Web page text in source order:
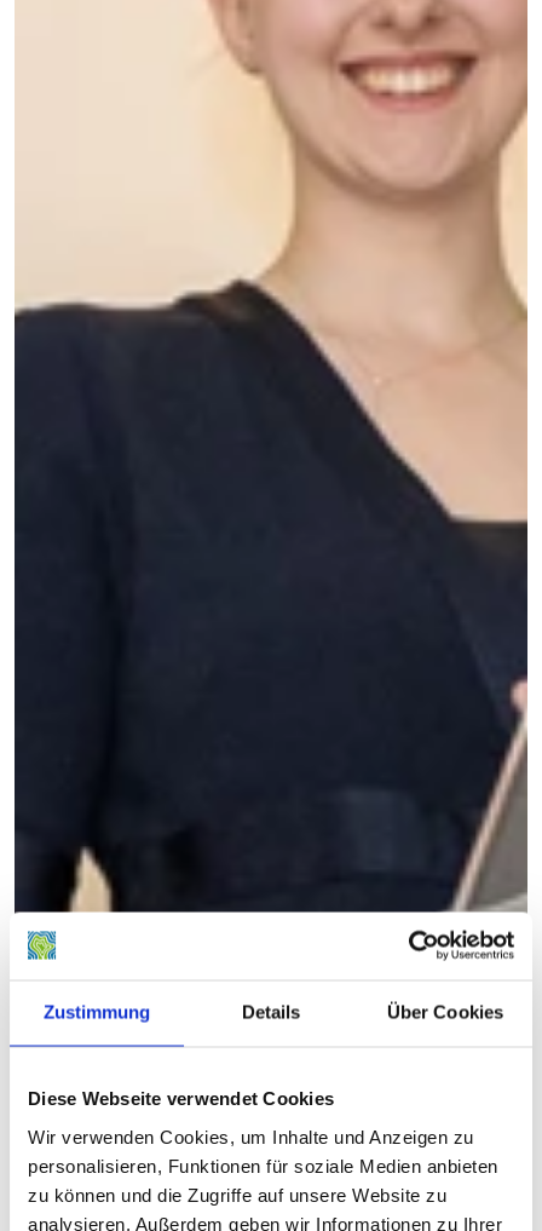
Zustimmung Details Über Cookies
Diese Webseite verwendet Cookies
Wir verwenden Cookies, um Inhalte und Anzeigen zu
personalisieren, Funktionen für soziale Medien anbieten
zu können und die Zugriffe auf unsere Website zu
analysieren. Außerdem geben wir Informationen zu Ihrer